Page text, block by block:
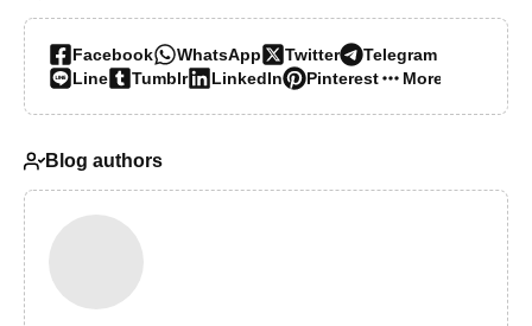
Facebook WhatsApp Twitter
Telegram
Line
Tumblr LinkedIn Pinterest More…
Blog authors